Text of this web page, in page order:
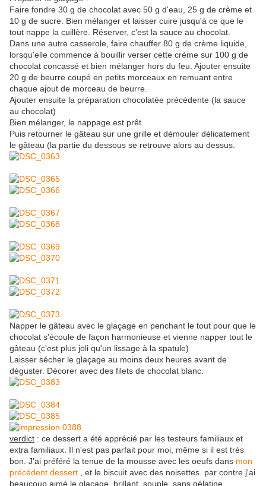
Faire fondre 30 g de chocolat avec 50 g d'eau, 25 g de crème et
10 g de sucre. Bien mélanger et laisser cuire jusqu'à ce que le
tout nappe la cuillère. Réserver, c'est la sauce au chocolat.
Dans une autre casserole, faire chauffer 80 g de crème liquide,
lorsqu'elle commence à bouillir verser cette crème sur 100 g de
chocolat concassé et bien mélanger hors du feu. Ajouter ensuite
20 g de beurre coupé en petits morceaux en remuant entre
chaque ajout de morceau de beurre.
Ajouter ensuite la préparation chocolatée précédente (la sauce
au chocolat)
Bien mélanger, le nappage est prêt.
Puis retourner le gâteau sur une grille et démouler délicatement
le gâteau (la partie du dessous se retrouve alors au dessus.
Napper le gâteau avec le glaçage en penchant le tout pour que le
chocolat s'écoule de façon harmonieuse et vienne napper tout le
gâteau (c'est plus joli qu'un lissage à la spatule)
Laisser sécher le glaçage au moins deux heures avant de
déguster. Décorer avec des filets de chocolat blanc.
verdict : ce dessert a été apprécié par les testeurs familiaux et
extra familiaux. Il n'est pas parfait pour moi, même si il est très
bon. J'ai préféré la tenue de la mousse avec les oeufs dans mon
précédent dessert , et le biscuit avec des noisettes. par contre j'ai
beaucoup aimé le glaçage, brillant, souple, sans gélatine.